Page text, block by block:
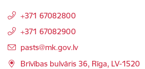
+371 67082800
+371 67082900
E-pasts:
pasts@mk.gov.lv
Brīvības bulvāris 36, Rīga, LV-1520